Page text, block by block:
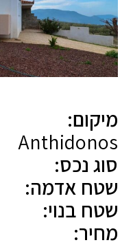
מיקום:
Anthidonos
סוג נכס:
שטח אדמה:
שטח בנוי:
מחיר: